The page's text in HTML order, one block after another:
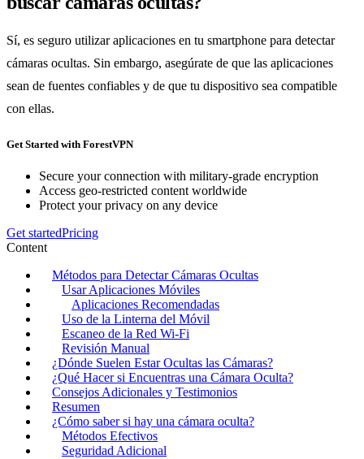
Sí, es seguro utilizar aplicaciones en tu smartphone para detectar
cámaras ocultas. Sin embargo, asegúrate de que las aplicaciones
sean de fuentes confiables y de que tu dispositivo sea compatible
con ellas.
Get Started with ForestVPN
Secure your connection with military-grade encryption
Access geo-restricted content worldwide
Protect your privacy on any device
Get startedPricing
Content
Métodos para Detectar Cámaras Ocultas
Usar Aplicaciones Móviles
Aplicaciones Recomendadas
Uso de la Linterna del Móvil
Escaneo de la Red Wi-Fi
Revisión Manual
¿Dónde Suelen Estar Ocultas las Cámaras?
¿Qué Hacer si Encuentras una Cámara Oculta?
Consejos Adicionales y Testimonios
Resumen
¿Cómo saber si hay una cámara oculta?
Métodos Efectivos
Seguridad Adicional